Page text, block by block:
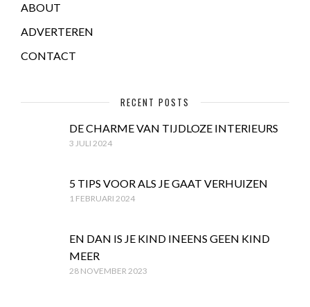
ABOUT
ADVERTEREN
CONTACT
RECENT POSTS
DE CHARME VAN TIJDLOZE INTERIEURS
3 JULI 2024
5 TIPS VOOR ALS JE GAAT VERHUIZEN
1 FEBRUARI 2024
EN DAN IS JE KIND INEENS GEEN KIND
MEER
28 NOVEMBER 2023